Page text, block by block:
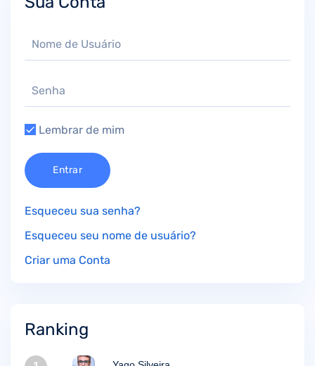
Lembrar de mim
Entrar
Esqueceu sua senha?
Esqueceu seu nome de usuário?
Criar uma Conta
Ranking